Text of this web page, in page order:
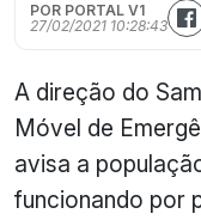
POR PORTAL V1
27/02/2021 10:28:43
A direção do
Móvel de
avisa a
funcionando por